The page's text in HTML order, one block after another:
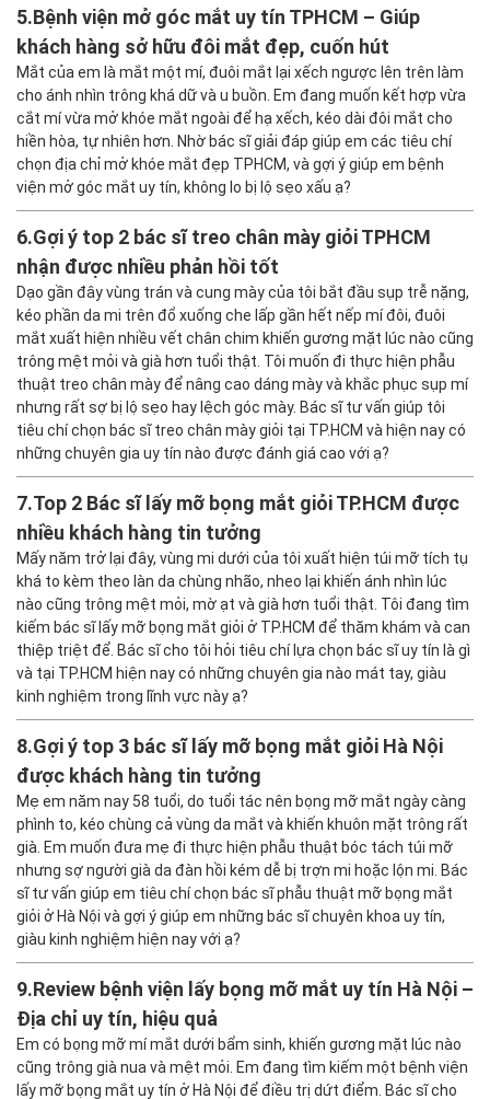
5.Bệnh viện mở góc mắt uy tín TPHCM – Giúp
khách hàng sở hữu đôi mắt đẹp, cuốn hút
Mắt của em là mắt một mí, đuôi mắt lại xếch ngược lên trên làm
cho ánh nhìn trông khá dữ và u buồn. Em đang muốn kết hợp vừa
cắt mí vừa mở khóe mắt ngoài để hạ xếch, kéo dài đôi mắt cho
hiền hòa, tự nhiên hơn. Nhờ bác sĩ giải đáp giúp em các tiêu chí
chọn địa chỉ mở khóe mắt đẹp TPHCM, và gợi ý giúp em bệnh
viện mở góc mắt uy tín, không lo bị lộ sẹo xấu ạ?
6.Gợi ý top 2 bác sĩ treo chân mày giỏi TPHCM
nhận được nhiều phản hồi tốt
Dạo gần đây vùng trán và cung mày của tôi bắt đầu sụp trễ nặng,
kéo phần da mi trên đổ xuống che lấp gần hết nếp mí đôi, đuôi
mắt xuất hiện nhiều vết chân chim khiến gương mặt lúc nào cũng
trông mệt mỏi và già hơn tuổi thật. Tôi muốn đi thực hiện phẫu
thuật treo chân mày để nâng cao dáng mày và khắc phục sụp mí
nhưng rất sợ bị lộ sẹo hay lệch góc mày. Bác sĩ tư vấn giúp tôi
tiêu chí chọn bác sĩ treo chân mày giỏi tại TP.HCM và hiện nay có
những chuyên gia uy tín nào được đánh giá cao với ạ?
7.Top 2 Bác sĩ lấy mỡ bọng mắt giỏi TP.HCM được
nhiều khách hàng tin tưởng
Mấy năm trở lại đây, vùng mi dưới của tôi xuất hiện túi mỡ tích tụ
khá to kèm theo làn da chùng nhão, nheo lại khiến ánh nhìn lúc
nào cũng trông mệt mỏi, mờ ạt và già hơn tuổi thật. Tôi đang tìm
kiếm bác sĩ lấy mỡ bọng mắt giỏi ở TP.HCM để thăm khám và can
thiệp triệt để. Bác sĩ cho tôi hỏi tiêu chí lựa chọn bác sĩ uy tín là gì
và tại TP.HCM hiện nay có những chuyên gia nào mát tay, giàu
kinh nghiệm trong lĩnh vực này ạ?
8.Gợi ý top 3 bác sĩ lấy mỡ bọng mắt giỏi Hà Nội
được khách hàng tin tưởng
Mẹ em năm nay 58 tuổi, do tuổi tác nên bọng mỡ mắt ngày càng
phình to, kéo chùng cả vùng da mắt và khiến khuôn mặt trông rất
già. Em muốn đưa mẹ đi thực hiện phẫu thuật bóc tách túi mỡ
nhưng sợ người già da đàn hồi kém dễ bị trợn mi hoặc lộn mi. Bác
sĩ tư vấn giúp em tiêu chí chọn bác sĩ phẫu thuật mỡ bọng mắt
giỏi ở Hà Nội và gợi ý giúp em những bác sĩ chuyên khoa uy tín,
giàu kinh nghiệm hiện nay với ạ?
9.Review bệnh viện lấy bọng mỡ mắt uy tín Hà Nội –
Địa chỉ uy tín, hiệu quả
Em có bọng mỡ mí mắt dưới bẩm sinh, khiến gương mặt lúc nào
cũng trông già nua và mệt mỏi. Em đang tìm kiếm một bệnh viện
lấy mỡ bọng mắt uy tín ở Hà Nội để điều trị dứt điểm. Bác sĩ cho